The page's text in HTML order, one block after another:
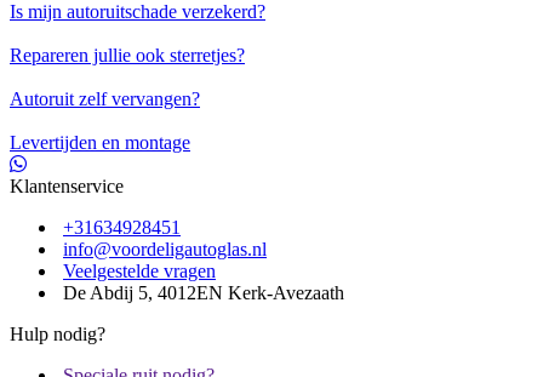
Is mijn autoruitschade verzekerd?
Repareren jullie ook sterretjes?
Autoruit zelf vervangen?
Levertijden en montage
Klantenservice
+31634928451
info@voordeligautoglas.nl
Veelgestelde vragen
De Abdij 5, 4012EN Kerk-Avezaath
Hulp nodig?